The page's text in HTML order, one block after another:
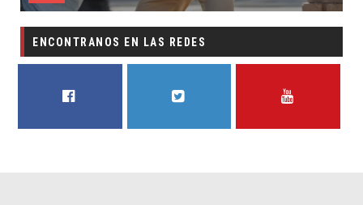
ENCONTRANOS EN LAS REDES